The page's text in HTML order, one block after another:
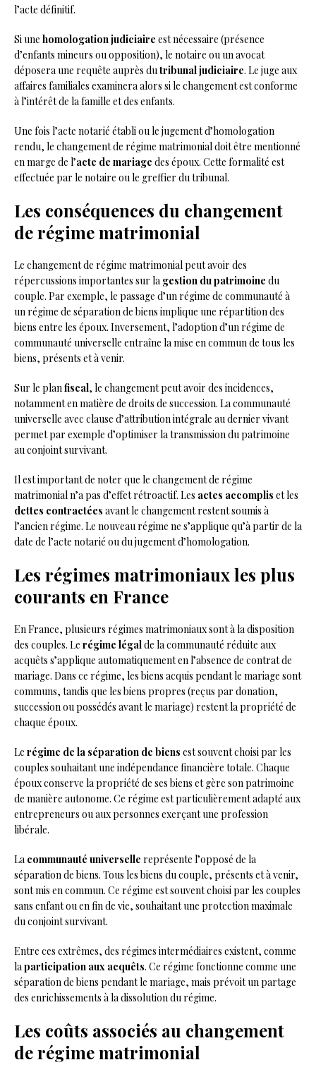
l’acte définitif.
Si une homologation judiciaire est nécessaire (présence
d’enfants mineurs ou opposition), le notaire ou un avocat
déposera une requête auprès dutribunal judiciaire. Le juge aux
affaires familiales examinera alors si le changement est conforme
à l’intérêt de la famille et des enfants.
Une fois l’acte notarié établi ou le jugement d’homologation
rendu, le changement de régime matrimonial doit être mentionné
en marge de l’acte de mariage des époux. Cette formalité est
effectuée par le notaire ou le greffier du tribunal.
Les conséquences du changement
de régime matrimonial
Le changement de régime matrimonial peut avoir des
répercussions importantes sur la gestion du patrimoine du
couple. Par exemple, le passage d’un régime de communauté à
un régime de séparation de biens implique une répartition des
biens entre les époux. Inversement, l’adoption d’un régime de
communauté universelle entraîne la mise en commun de tous les
biens, présents et à venir.
Sur le plan fiscal, le changement peut avoir des incidences,
notamment en matière de droits de succession. La communauté
universelle avec clause d’attribution intégrale au dernier vivant
permet par exemple d’optimiser la transmission du patrimoine
au conjoint survivant.
Il est important de noter que le changement de régime
matrimonial n’a pas d’effet rétroactif. Les actes accomplis et les
dettes contractées avant le changement restent soumis à
l’ancien régime. Le nouveau régime ne s’applique qu’à partir de la
date de l’acte notarié ou du jugement d’homologation.
Les régimes matrimoniaux les plus
courants en France
En France, plusieurs régimes matrimoniaux sont à la disposition
des couples. Le régime légalde la communauté réduite aux
acquêts s’applique automatiquement en l’absence de contrat de
mariage. Dans ce régime, les biens acquis pendant le mariage sont
communs, tandis que les biens propres (reçus par donation,
succession ou possédés avant le mariage) restent la propriété de
chaque époux.
Le régime de la séparation de biens est souvent choisi par les
couples souhaitant une indépendance financière totale. Chaque
époux conserve la propriété de ses biens et gère son patrimoine
de manière autonome. Ce régime est particulièrement adapté aux
entrepreneurs ou aux personnes exerçant une profession
libérale.
La communauté universelle représente l’opposé de la
séparation de biens. Tous les biens du couple, présents et à venir,
sont mis en commun. Ce régime est souvent choisi par les couples
sans enfant ou en fin de vie, souhaitant une protection maximale
du conjoint survivant.
Entre ces extrêmes, des régimes intermédiaires existent, comme
la participation aux acquêts. Ce régime fonctionne comme une
séparation de biens pendant le mariage, mais prévoit un partage
des enrichissements à la dissolution du régime.
Les coûts associés au changement
de régime matrimonial